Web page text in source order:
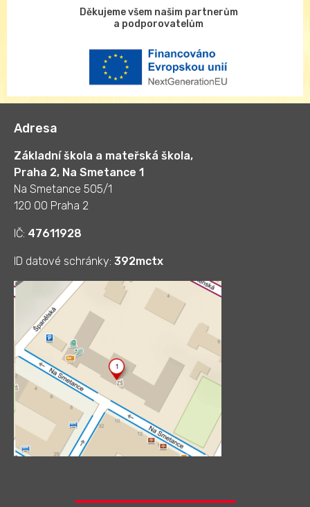
Děkujeme všem našim partnerům
a podporovatelům
Adresa
Základní škola a mateřská škola,
Praha 2, Na Smetance 1
Na Smetance 505/1
120 00 Praha 2
IČ: 47611928
ID datové schránky: 392mctx